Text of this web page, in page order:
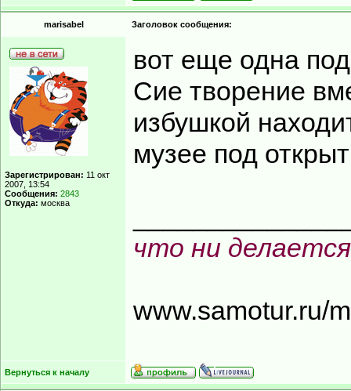
marisabel Заголовок сообщения:
Зарегистрирован: 11 окт
2007, 13:54
Сообщения: 2843
Откуда: москва
вот еще одна
Сие творение
избушкой
музее под
что ни
www.samotur.ru/
Вернуться к началу